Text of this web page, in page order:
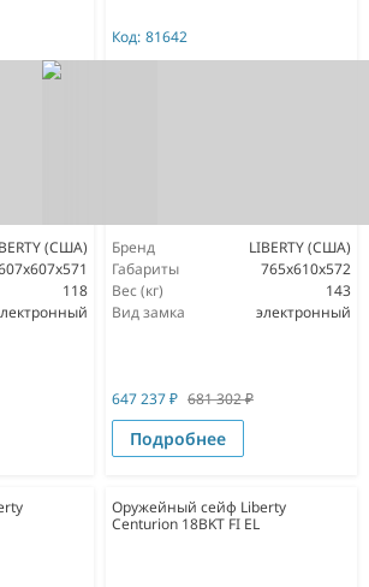
(США)
118
Код: 81642
Бренд
LIBERTY (США)
Габариты
765х610х572
Вес (кг)
143
Вид замка
электронный
647 237₽ 681 302₽
Подробнее
Оружейный сейф Liberty
Centurion 18BKT FI EL